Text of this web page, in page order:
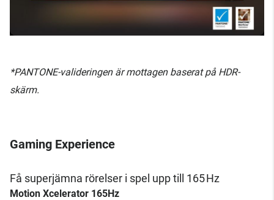
*PANTONE-valideringen är mottagen baserat på HDR-
skärm.
Gaming Experience
Få superjämna rörelser i spel upp till 165 Hz
Motion Xcelerator 165Hz